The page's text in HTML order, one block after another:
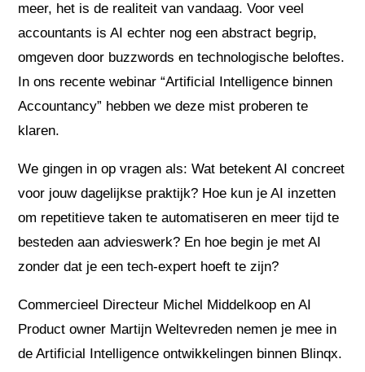
meer, het is de realiteit van vandaag. Voor veel
accountants is AI echter nog een abstract begrip,
omgeven door buzzwords en technologische beloftes.
In ons recente webinar “Artificial Intelligence binnen
Accountancy” hebben we deze mist proberen te
klaren.
We gingen in op vragen als: Wat betekent AI concreet
voor jouw dagelijkse praktijk? Hoe kun je AI inzetten
om repetitieve taken te automatiseren en meer tijd te
besteden aan advieswerk? En hoe begin je met AI
zonder dat je een tech-expert hoeft te zijn?
Commercieel Directeur Michel Middelkoop en AI
Product owner Martijn Weltevreden nemen je mee in
de Artificial Intelligence ontwikkelingen binnen Blinqx.